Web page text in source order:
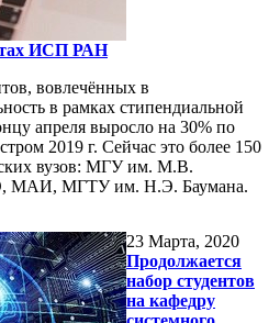
ИСП РАН
вовлечённых в
в рамках стипендиальной
апреля выросло на 30% по
2019 г. Сейчас это более 150
вузов: МГУ им. М.В.
МАИ, МГТУ им. Н.Э. Баумана.
23 Марта, 2020
Продолжается
набор студентов
на кафедру